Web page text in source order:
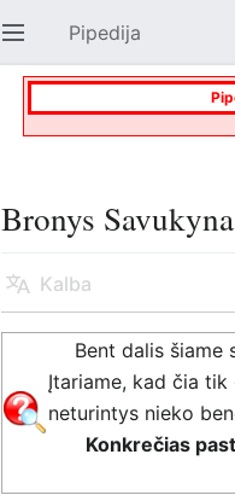
Atverti pagrindinį meniu Pipedija
Bronys
Kalba
Bent dalis šiame
Įtariame, kad čia tik
neturintys nieko
Konkrečias